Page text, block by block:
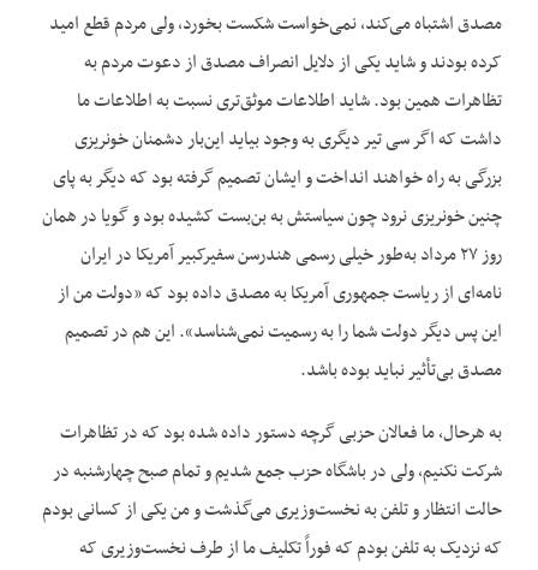
مصدق اشتباه می‌کند، نمی‌خواست شکست بخورد، ولی مردم قطع امید
کرده بودند و شاید یکی از دلایل انصراف مصدق از دعوت مردم به
تظاهرات همین بود. شاید اطلاعات موثق‌تری نسبت به اطلاعات ما
داشت که اگر سی تیر دیگری به وجود بیاید این‌بار دشمنان خونریزی
بزرگی به راه خواهند انداخت و ایشان تصمیم گرفته بود که دیگر به پای
چنین خونریزی نرود چون سیاستش به بن‌بست کشیده بود و گویا در همان
روز ۲۷ مرداد به‌طور خیلی رسمی هندرسن سفیرکبیر آمریکا در ایران
نامه‌ای از ریاست جمهوری آمریکا به مصدق داده بود که «دولت من از
این پس دیگر دولت شما را به رسمیت نمی‌‌شناسد». این هم در تصمیم
مصدق بی‌تأثیر نباید بوده باشد.
به هرحال، ما فعالان حزبی گرچه دستور داده شده بود که در تظاهرات
شرکت نکنیم، ولی در باشگاه حزب جمع شدیم و تمام صبح چهارشنبه در
حالت انتظار و تلفن به نخست‌وزیری می‌گذشت و من یکی از کسانی بودم
که نزدیک به تلفن بودم که فوراً تکلیف ما از طرف نخست‌وزیری که